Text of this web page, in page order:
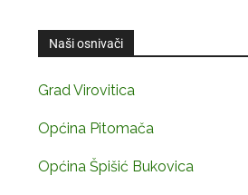
Naši osnivači
Grad Virovitica
Općina Pitomača
Općina Špišić Bukovica